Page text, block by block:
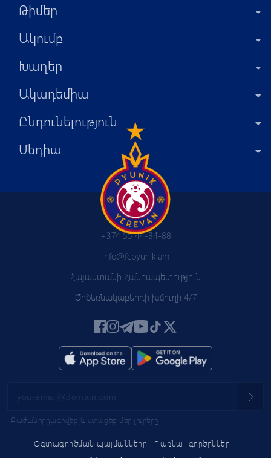
Թիմեր
Ակումբ
Խաղեր
Ակադեմիա
Ընդունելություն
Մեդիա
Օգտագործման պայմանները
Դառնալ գործընկեր
+374 55 44-84-88
info@fcpyunik.am
Հայաստանի Հանրապետություն
Ծիծեռնակաբերդի խճուղի 4/7
Բաժանորդագրվեք և ստացեք մեր լուրերը